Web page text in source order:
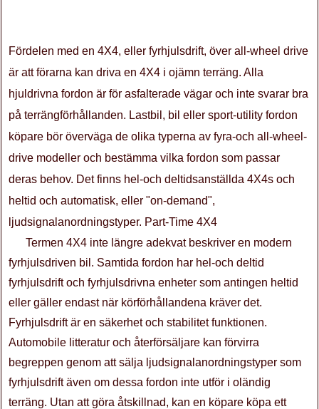
Fördelen med en 4X4, eller fyrhjulsdrift, över all-wheel drive
är att förarna kan driva en 4X4 i ojämn terräng. Alla
hjuldrivna fordon är för asfalterade vägar och inte svarar bra
på terrängförhållanden. Lastbil, bil eller sport-utility fordon
köpare bör överväga de olika typerna av fyra-och all-wheel-
drive modeller och bestämma vilka fordon som passar
deras behov. Det finns hel-och deltidsanställda 4X4s och
heltid och automatisk, eller "on-demand",
ljudsignalanordningstyper. Part-Time 4X4
Termen 4X4 inte längre adekvat beskriver en modern
fyrhjulsdriven bil. Samtida fordon har hel-och deltid
fyrhjulsdrift och fyrhjulsdrivna enheter som antingen heltid
eller gäller endast när körförhållandena kräver det.
Fyrhjulsdrift är en säkerhet och stabilitet funktionen.
Automobile litteratur och återförsäljare kan förvirra
begreppen genom att sälja ljudsignalanordningstyper som
fyrhjulsdrift även om dessa fordon inte utför i oländig
terräng. Utan att göra åtskillnad, kan en köpare köpa ett